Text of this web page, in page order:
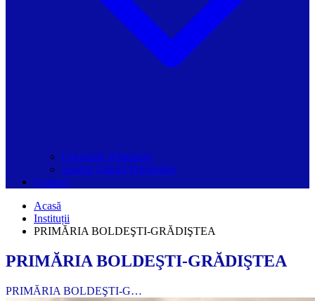
Grupurile Whatsapp
Spațiul Ghidul Primăriilor
Contact
Acasă
Instituții
PRIMĂRIA BOLDEŞTI-GRĂDIŞTEA
PRIMĂRIA BOLDEŞTI-GRĂDIŞTEA
PRIMĂRIA BOLDEŞTI-G…